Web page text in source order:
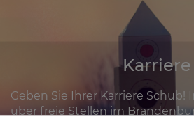
Investment
Karriere
Geben Sie Ihrer Karriere Schub!
über freie Stellen im